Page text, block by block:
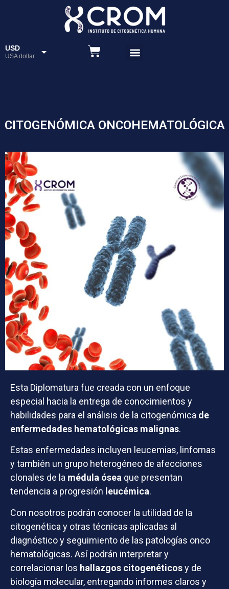
USD
USA dollar
CITOGENÓMICA ONCOHEMATOLÓGICA
Esta Diplomatura fue creada con un enfoque
especial hacia la entrega de conocimientos y
habilidades para el análisis de la citogenómica de
enfermedades hematológicas malignas.
Estas enfermedades incluyen leucemias, linfomas
y también un grupo heterogéneo de afecciones
clonales de la médula ósea que presentan
tendencia a progresión leucémica.
Con nosotros podrán conocer la utilidad de la
citogenética y otras técnicas aplicadas al
diagnóstico y seguimiento de las patologías onco
hematológicas. Así podrán interpretar y
correlacionar los hallazgos citogenéticosy de
biología molecular, entregando informes claros y